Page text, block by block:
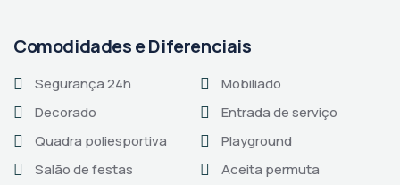
Comodidades e Diferenciais
Segurança 24h
Mobiliado
Decorado
Entrada de serviço
Quadra poliesportiva
Playground
Salão de festas
Aceita permuta